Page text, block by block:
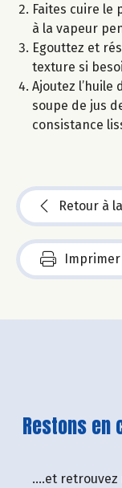
Faites cuire le
à la vapeur
Egouttez et
texture si
Ajoutez l’huile
soupe de jus
consistance
Retour à
Restons
....et